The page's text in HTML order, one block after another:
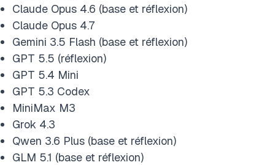
Claude Opus 4.6 (base et réflexion)
Claude Opus 4.7
Gemini 3.5 Flash (base et réflexion)
GPT 5.5 (réflexion)
GPT 5.4 Mini
GPT 5.3 Codex
MiniMax M3
Grok 4.3
Qwen 3.6 Plus (base et réflexion)
GLM 5.1 (base et réflexion)